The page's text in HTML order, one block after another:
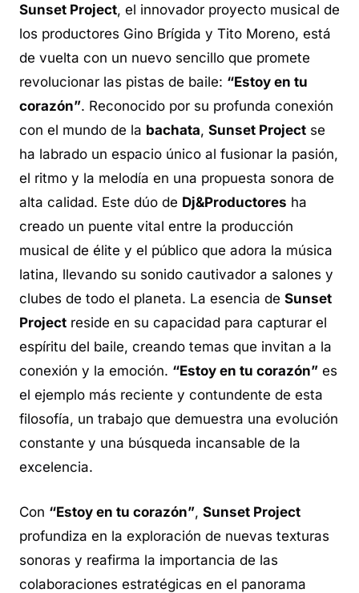
Sunset Project, el innovador proyecto musical de
los productores Gino Brígida y Tito Moreno, está
de vuelta con un nuevo sencillo que promete
revolucionar las pistas de baile: “Estoy en tu
corazón”. Reconocido por su profunda conexión
con el mundo de la bachata, Sunset Project se
ha labrado un espacio único al fusionar la pasión,
el ritmo y la melodía en una propuesta sonora de
alta calidad. Este dúo de Dj&Productores ha
creado un puente vital entre la producción
musical de élite y el público que adora la música
latina, llevando su sonido cautivador a salones y
clubes de todo el planeta. La esencia de Sunset
Project reside en su capacidad para capturar el
espíritu del baile, creando temas que invitan a la
conexión y la emoción. “Estoy en tu corazón” es
el ejemplo más reciente y contundente de esta
filosofía, un trabajo que demuestra una evolución
constante y una búsqueda incansable de la
excelencia.
Con “Estoy en tu corazón”, Sunset Project
profundiza en la exploración de nuevas texturas
sonoras y reafirma la importancia de las
colaboraciones estratégicas en el panorama